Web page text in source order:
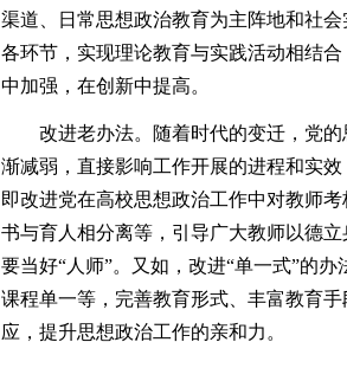
渠道、日常思想政治教育为主阵地和社
各环节，实现理论教育与实践活动相结
中加强，在创新中提高。
改进老办法。随着时代的变迁，党的
渐减弱，直接影响工作开展的进程和实
即改进党在高校思想政治工作中对教师
书与育人相分离等，引导广大教师以德
要当好“人师”。又如，改进“单一式”的
课程单一等，完善教育形式、丰富教育
应，提升思想政治工作的亲和力。